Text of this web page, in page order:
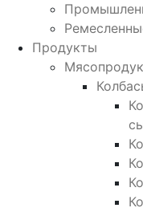
Продукты